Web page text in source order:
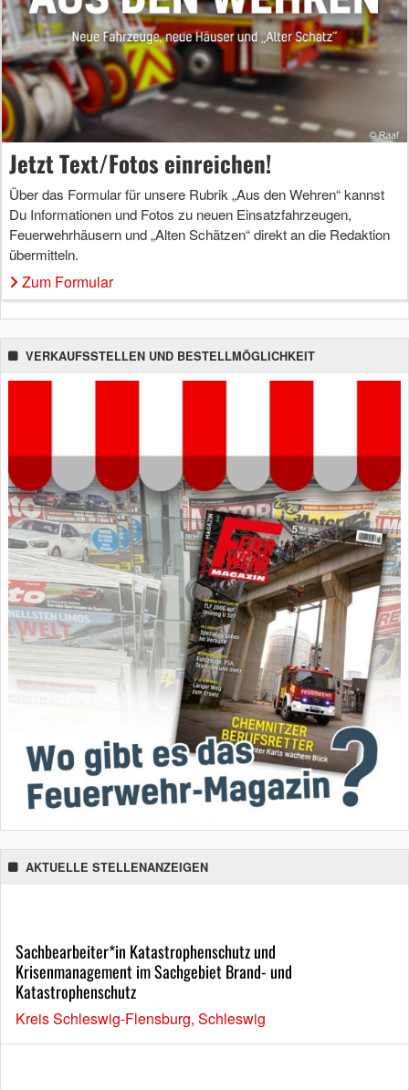
Jetzt Text/Fotos einreichen!
Über das Formular für unsere Rubrik „Aus den Wehren“ kannst
Du Informationen und Fotos zu neuen Einsatzfahrzeugen,
Feuerwehrhäusern und „Alten Schätzen“ direkt an die Redaktion
übermitteln.
Zum Formular
VERKAUFSSTELLEN UND BESTELLMÖGLICHKEIT
AKTUELLE STELLENANZEIGEN
Sachbearbeiter*in Katastrophenschutz und
Krisenmanagement im Sachgebiet Brand- und
Katastrophenschutz
Kreis Schleswig-Flensburg, Schleswig